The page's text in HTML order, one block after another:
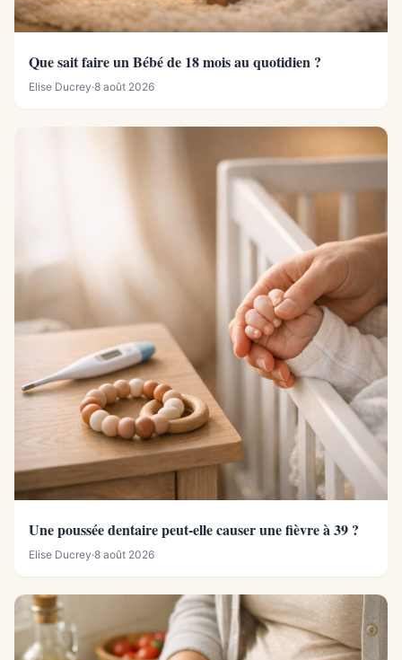
Que sait faire un Bébé de 18 mois au quotidien ?
Elise Ducrey·8 août 2026
Une poussée dentaire peut-elle causer une fièvre à 39 ?
Elise Ducrey·8 août 2026